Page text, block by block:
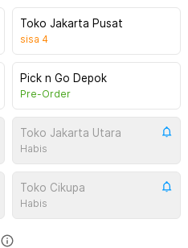
Toko Jakarta Pusat
sisa 4
Pick n Go Depok
Pre-Order
Toko Jakarta Utara
Habis
Toko Cikupa
Habis